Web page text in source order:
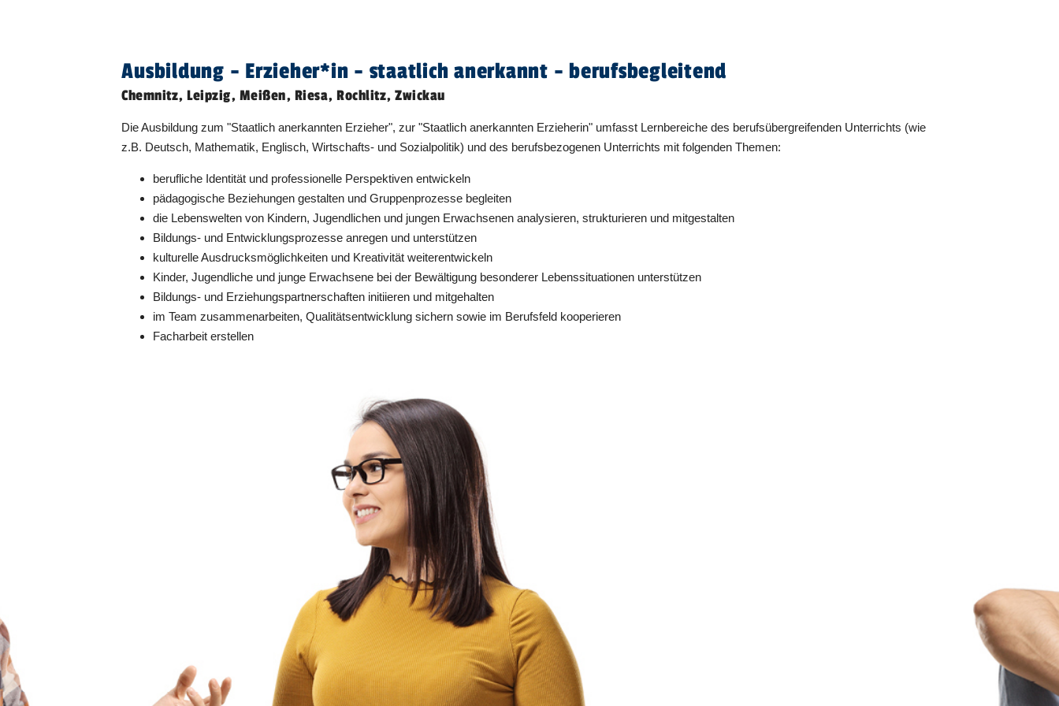
Dauer: 48 Monate
01.08.2027
statt.
Dauer:
48 Monate
Rochlitz 01.08.2028
Unterricht findet von 08:00 bis 15:00 Uhr
statt.
Dauer: 48 Monate
Rochlitz 01.08.2029
Unterricht findet von 08:00 bis 15:00 Uhr
statt.
Dauer: 48 Monate
Zwickau
(aktuell Mittwoch und Donnerstag)
Unterricht findet von 08:00 bis 15:00 Uhr
statt.
Dauer:
48 Monate
an 2 Tagen in der Woche
aktuell Mittwoch und Donnerstag
Ausbildung - Erzieher​*in - staatlich anerkannt - berufsbegleitend
Chemnitz, Leipzig, Meißen, Riesa, Rochlitz, Zwickau
Die Ausbildung zum "Staatlich anerkannten Erzieher", zur "Staatlich anerkannten Erzieherin" umfasst Lernbereiche des berufsübergreifenden Unterrichts (wie
z.B. Deutsch, Mathematik, Englisch, Wirtschafts- und Sozialpolitik) und des berufsbezogenen Unterrichts mit ­folgenden Themen:
berufliche Identität und professionelle Perspektiven entwickeln
pädagogische Beziehungen gestalten und Gruppenprozesse begleiten
die Lebenswelten von Kindern, Jugendlichen und jungen Erwachsenen analysieren, strukturieren und mitgestalten
Bildungs- und Entwicklungsprozesse anregen und unterstützen
kulturelle Ausdrucksmöglichkeiten und Kreativität weiterentwickeln
Kinder, Jugendliche und junge Erwachsene bei der Bewältigung besonderer Lebenssituationen unterstützen
Bildungs- und Erziehungspartnerschaften initiieren und mitgehalten
im Team zusammenarbeiten, Qualitätsentwicklung sichern sowie im Berufsfeld kooperieren
Facharbeit erstellen